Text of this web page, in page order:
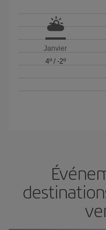
Janvier
4º/ -2º